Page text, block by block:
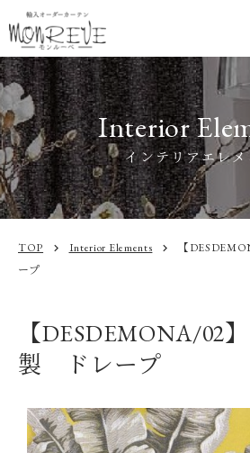
Interior
インテリアエレメ
TOP chevron_right Interior Elements chevron_right
【
ープ
【DESDEMONA/02
製 ドレープ